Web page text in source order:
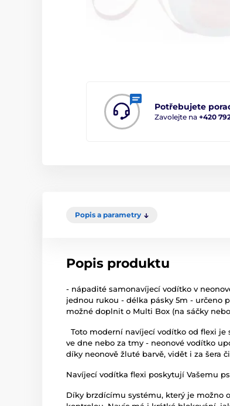
Potřebujete
Zavolejte na +420
Popis a parametry
Popis produktu
- nápadité samonavíjecí vodítko v
jednou rukou - délka pásky 5m - určeno
možné doplnit o Multi Box (na sáčky
Toto moderní navíjecí vodítko od flexi
ve dne nebo za tmy - neonové vodítko
díky neonově žluté barvě, vidět i za šera
Navíjecí vodítka flexi poskytují Vašemu
Díky brzdícímu systému, který je možno